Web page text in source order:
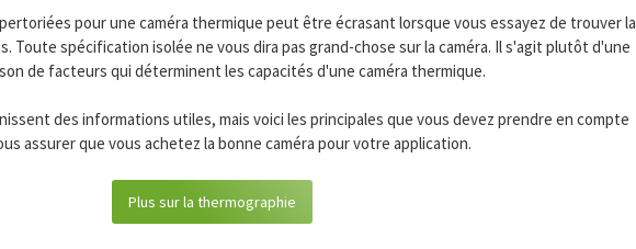
pour une caméra thermique peut être écrasant lorsque vous essayez de trouver la
Toute spécification isolée ne vous dira pas grand-chose sur la caméra. Il s'agit plutôt d'une
de facteurs qui déterminent les capacités d'une caméra thermique.
des informations utiles, mais voici les principales que vous devez prendre en compte
assurer que vous achetez la bonne caméra pour votre application.
Plus sur la thermographie